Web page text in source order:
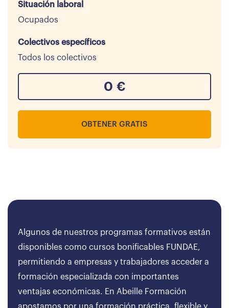
Situación laboral
Ocupados
Colectivos específicos
Todos los colectivos
0 €
OBTENER GRATIS
Algunos de nuestros programas formativos están
disponibles como cursos bonificables FUNDAE,
permitiendo a empresas y trabajadores acceder a
formación especializada con importantes
ventajas económicas. En Abeille Formación